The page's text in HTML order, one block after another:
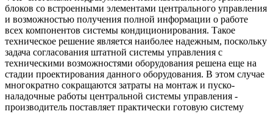
блоков со встроенными элементами центрального управления
и возможностью получения полной информации о работе
всех компонентов системы кондиционирования. Такое
техническое решение является наиболее надежным, поскольку
задача согласования штатной системы управления с
техническими возможностями оборудования решена еще на
стадии проектирования данного оборудования. В этом случае
многократно сокращаются затраты на монтаж и пуско-
наладочные работы центральной системы управления -
производитель поставляет практически готовую систему